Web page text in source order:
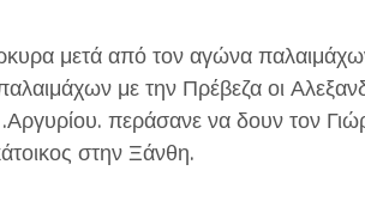
μετά από τον αγώνα
με την Πρέβεζα οι
περάσανε να δουν τον
στην Ξάνθη.